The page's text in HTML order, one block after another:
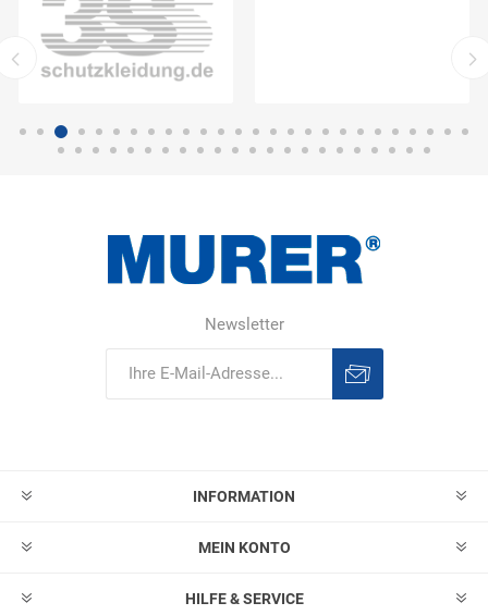
Newsletter
INFORMATION
MEIN KONTO
HILFE & SERVICE